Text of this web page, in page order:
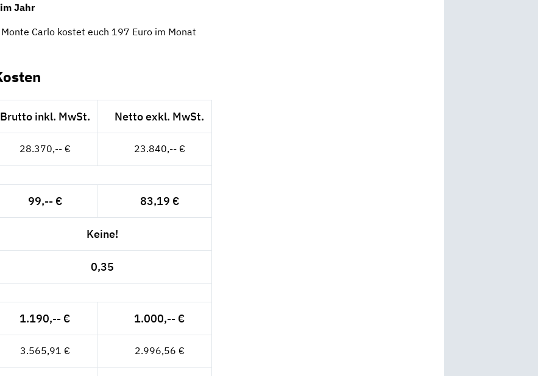
Jahr
Carlo kostet euch 197 Euro im Monat
Brutto inkl. MwSt. Netto exkl. MwSt.
28.370,-- € 23.840,-- €
99,-- € 83,19 €
Keine!
0,35
1.190,-- € 1.000,-- €
3.565,91 € 2.996,56 €